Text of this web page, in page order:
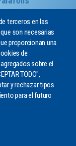
terceros en las
son necesarias
proporcionan una
de
sobre el
TODO",
y rechazar tipos
para el futuro